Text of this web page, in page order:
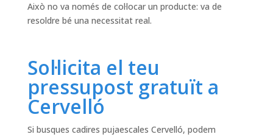
Això no va només de col·locar un producte: va de
resoldre bé una necessitat real.
Sol·licita el teu
pressupost gratuït a
Cervelló
Si busques cadires pujaescales Cervelló, podem